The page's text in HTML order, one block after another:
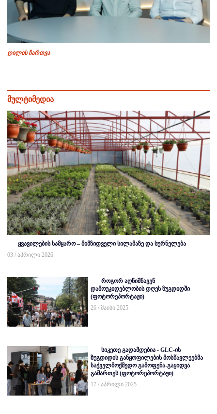
დილის ჩართვა
მულტიმედია
ყვავილების სამყარო – მიმზიდველი სილამაზე და სურნელება
03 / აპრილი 2026
როგორ აღნიშნავენ
დამოუკიდებლობის დღეს ზუგდიდში
(ფოტორეპორტაჟი)
26 / მაისი 2025
სიკეთე გადამდებია - GLC-ის
ზუგდიდის განყოფილების მოსწავლეებმა
საქველმოქმედო გამოფენა-გაყიდვა
გამართეს (ფოტორეპორტაჟი)
17 / აპრილი 2025